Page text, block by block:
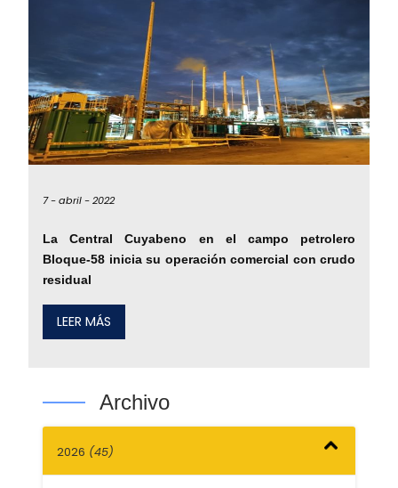
7 -abril -2022
La Central Cuyabeno en el campo petrolero
Bloque-58 inicia su operación comercial con crudo
residual
LEER MÁS
Archivo
2026 (45)